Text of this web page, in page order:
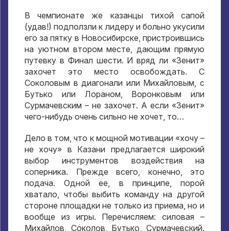
В чемпионате же казанцы тихой сапой
(удав!) подползли к лидеру и больно укусили
его за пятку в Новосибирске, пристроившись
на уютном втором месте, дающим прямую
путевку в Финал шести. И вряд ли «Зенит»
захочет это место освобождать. С
Соколовым в диагонали или Михайловым, с
Бутько или Лораном, Воронковым или
Сурмачевским – не захочет. А если «Зенит»
чего-нибудь очень сильно не хочет, то…
Дело в том, что к мощной мотивации «хочу –
не хочу» в Казани предлагается широкий
выбор инструментов воздействия на
соперника. Прежде всего, конечно, это
подача. Одной ее, в принципе, порой
хватало, чтобы выбить команду на другой
стороне площадки не только из приема, но и
вообще из игры. Перечисляем: силовая –
Михайлов, Соколов, Бутько, Сурмачевский.